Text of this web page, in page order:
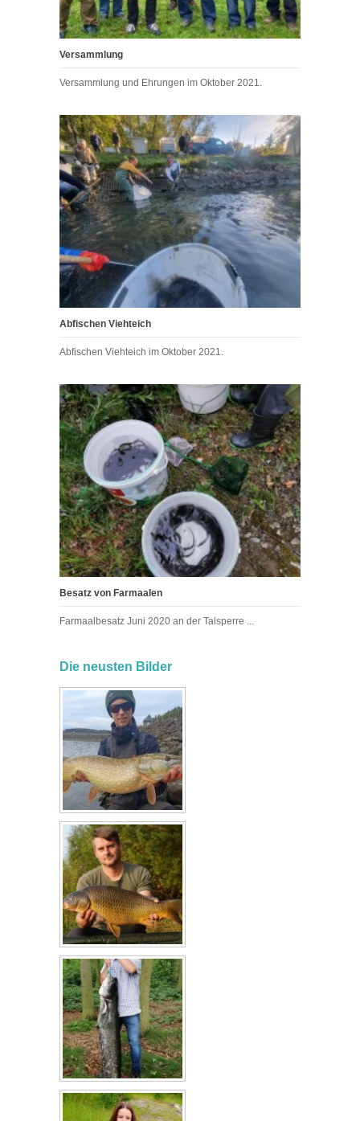
Versammlung
Versammlung und Ehrungen im Oktober 2021.
Abfischen Viehteich
Abfischen Viehteich im Oktober 2021.
Besatz von Farmaalen
Farmaalbesatz Juni 2020 an der Talsperre ...
Die neusten Bilder